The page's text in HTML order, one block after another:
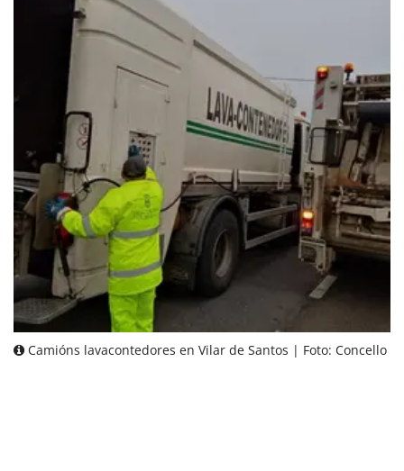
Camións lavacontedores en Vilar de Santos | Foto: Concello